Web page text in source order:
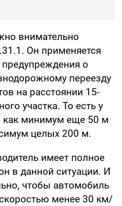
внимательно
Он применяется
о
переезду
на расстоянии 15-
участка. То есть у
как минимум еще 50 м
целых 200 м.
имеет полное
в данной ситуации. И
чтобы автомобиль
менее 30 км/